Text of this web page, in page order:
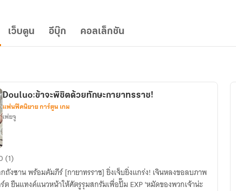
เว็บตูน อีบุ๊ก คอลเล็กชัน
Douluo:ข้าจะพิชิตด้วยทักษะกายาทรราช!
แฟนฟิคนิยาย การ์ตูน เกม
เฟยจู
(1)
ถังซาน พร้อมคัมภีร์ [กายาทรราช] ยิ่งเจ็บยิ่งแกร่ง! เจินหลงขอลบภาพ
ต ยืนแทงค์แนวหน้าให้ศัตรูรุมสกรัมเพื่อปั๊ม EXP 'หมัดของพวกเจ้าน่ะ